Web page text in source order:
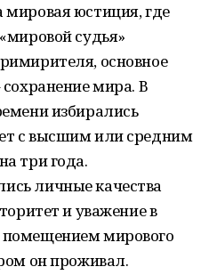
юстиция, где
судья»
основное
сохранение мира. В
избирались
с высшим или средним
три года.
личные качества
и уважение в
мирового
он проживал.